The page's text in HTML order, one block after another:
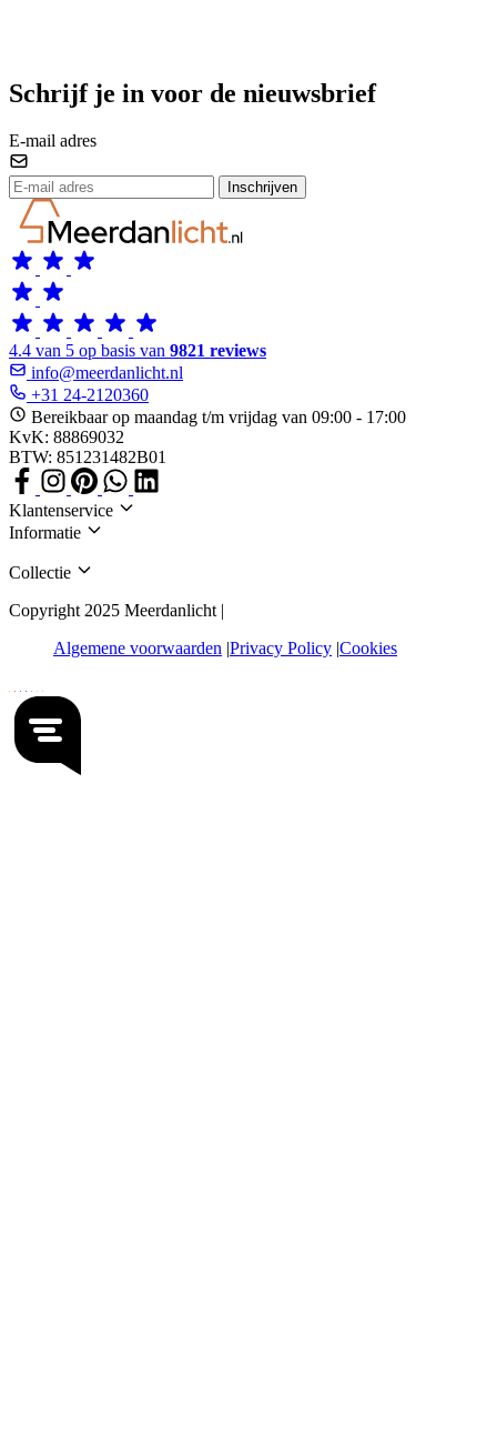
Schrijf je in voor de nieuwsbrief
E-mail adres
Inschrijven
4.4 van 5 op basis van 9821 reviews
info@meerdanlicht.nl
+31 24-2120360
Bereikbaar op maandag t/m vrijdag van 09:00 - 17:00
KvK: 88869032
BTW: 851231482B01
Klantenservice
Informatie
Collectie
Copyright 2025 Meerdanlicht |
Algemene voorwaarden Privacy Policy Cookies